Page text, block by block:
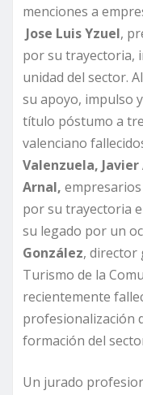
menciones a
Jose Luis Yzuel,
por su trayectoria,
unidad del sector. Al
su apoyo, impulso
título póstumo a
valenciano
Valenzuela,
Arnal,
por su trayectoria
su legado por un
González, director
Turismo de la
recientemente
profesionalización
formación del
Un jurado